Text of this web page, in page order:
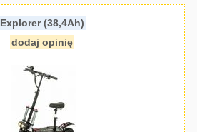
Explorer (38,4Ah)
dodaj opinię